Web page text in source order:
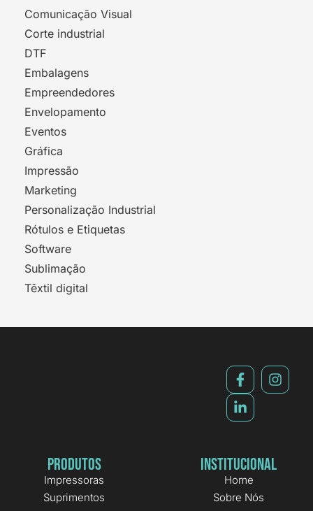
Comunicação Visual
Corte industrial
DTF
Embalagens
Empreendedores
Envelopamento
Eventos
Gráfica
Impressão
Marketing
Personalização Industrial
Rótulos e Etiquetas
Software
Sublimação
Têxtil digital
Produtos
Impressoras
Suprimentos
Institucional
Home
Sobre Nós